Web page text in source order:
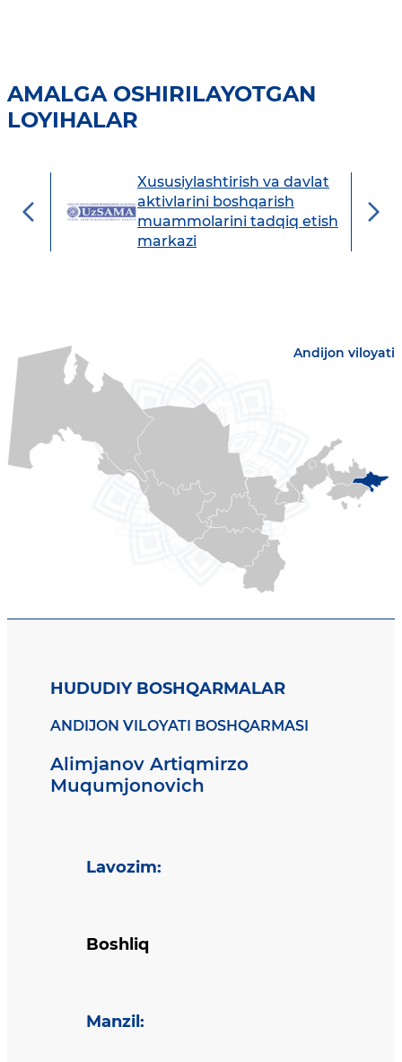
AMALGA OSHIRILAYOTGAN
LOYIHALAR
Xususiylashtirish va davlat
aktivlarini boshqarish
muammolarini tadqiq etish
markazi
Andijon viloyati
HUDUDIY BOSHQARMALAR
ANDIJON VILOYATI BOSHQARMASI
Alimjanov Artiqmirzo
Muqumjonovich
Lavozim:
Boshliq
Manzil :